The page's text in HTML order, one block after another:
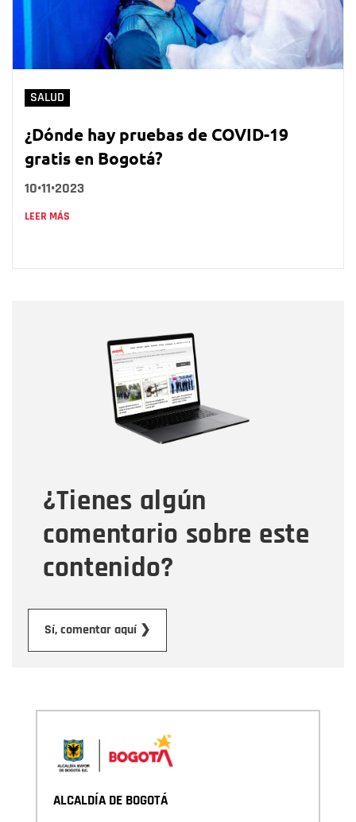
SALUD
¿Dónde hay pruebas de COVID-19
gratis en Bogotá?
10•11•2023
LEER MÁS
¿Tienes algún
comentario sobre este
contenido?
Sí, comentar aquí ❯
Correo electrónico
Tipo de comentario
Mensaje
ALCALDÍA DE BOGOTÁ